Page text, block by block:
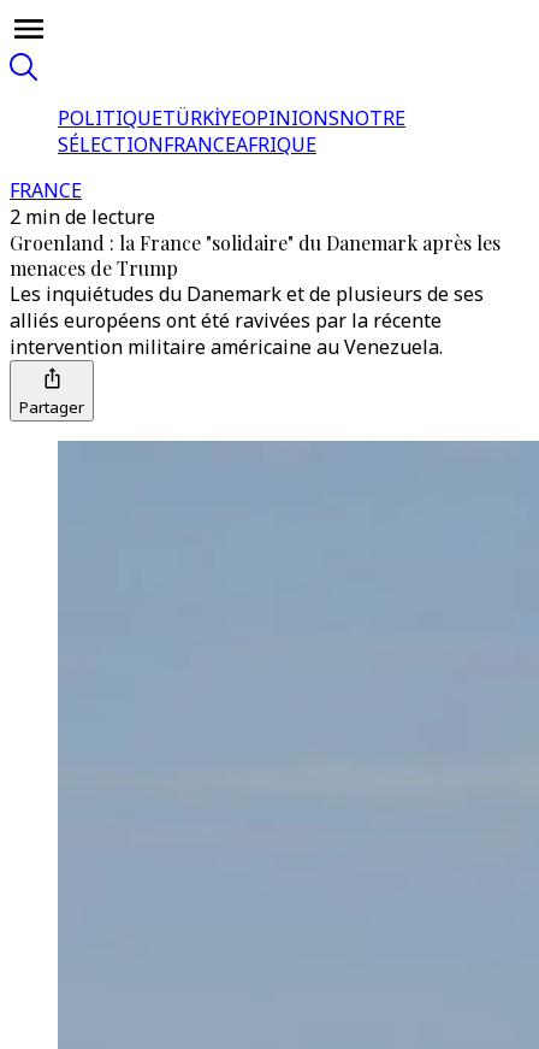
POLITIQUETÜRKİYEOPINIONSNOTRE
SÉLECTIONFRANCEAFRIQUE
FRANCE
2 min de lecture
Groenland : la France "solidaire" du Danemark après les
menaces de Trump
Les inquiétudes du Danemark et de plusieurs de ses
alliés européens ont été ravivées par la récente
intervention militaire américaine au Venezuela.
Partager